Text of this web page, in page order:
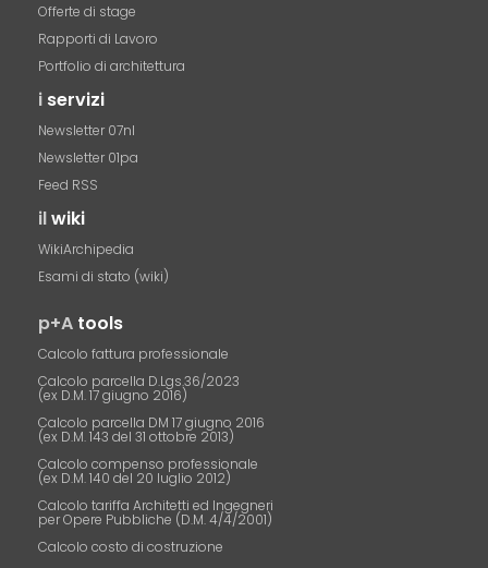
Offerte di stage
Rapporti di Lavoro
Portfolio di architettura
i servizi
Newsletter 07nl
Newsletter 01pa
Feed RSS
ilwiki
WikiArchipedia
Esami di stato (wiki)
p+A tools
Calcolo fattura professionale
Calcolo parcella D.Lgs.36/2023
(ex D.M. 17 giugno 2016)
Calcolo parcella DM 17 giugno 2016
(ex D.M. 143 del 31 ottobre 2013)
Calcolo compenso professionale
(ex D.M. 140 del 20 luglio 2012)
Calcolo tariffa Architetti ed Ingegneri
per Opere Pubbliche (D.M. 4/4/2001)
Calcolo costo di costruzione